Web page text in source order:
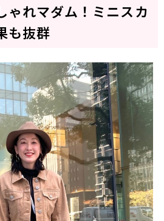
ゃれマダム！ミニスカ
も抜群